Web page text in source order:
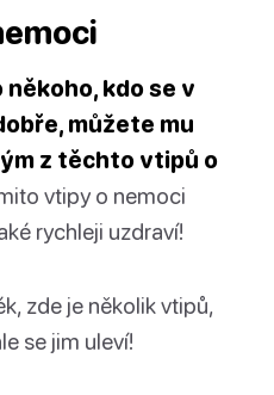
kdo se v
můžete mu
z těchto vtipů o
vtipy o nemoci
rychleji uzdraví!
zde je několik vtipů,
se jim uleví!